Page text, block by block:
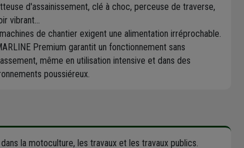
d'assainissement, clé à choc, perceuse de traverse,
vibrant...
de chantier exigent une alimentation irréprochable.
Premium garantit un fonctionnement sans
même en utilisation intensive et dans des
poussiéreux.
la motoculture, les travaux et les travaux publics.